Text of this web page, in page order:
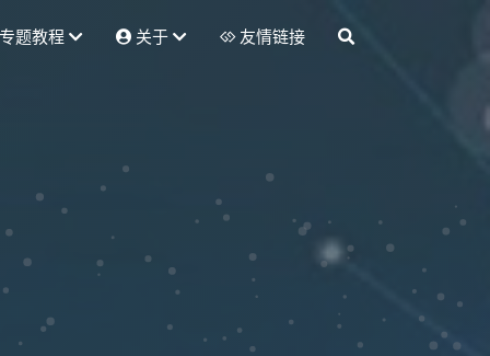
题教程 关于 友情链接